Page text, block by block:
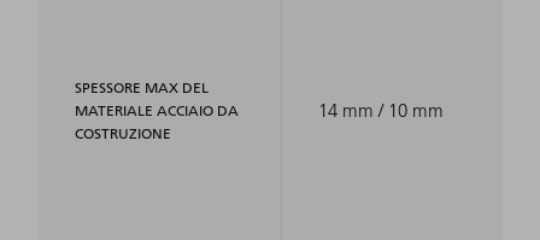
SPESSORE MAX DEL
MATERIALE ACCIAIO DA
COSTRUZIONE
14 mm / 10 mm